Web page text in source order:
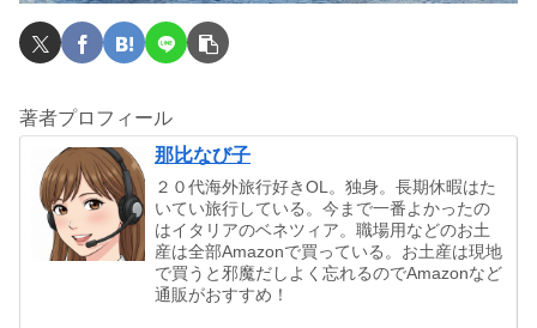
著者プロフィール
那比なび子
２０代海外旅行好きOL。独身。長期休暇はた
いてい旅行している。今まで一番よかったの
はイタリアのベネツィア。職場用などのお土
産は全部Amazonで買っている。お土産は現地
で買うと邪魔だしよく忘れるのでAmazonなど
通販がおすすめ！